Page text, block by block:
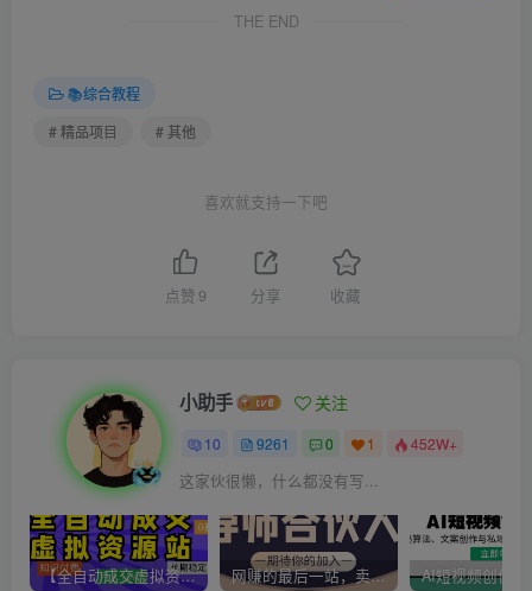
THE END
📚综合教程
# 精品项目
# 其他
喜欢就支持一下吧
点赞 9 分享 收藏
小助手 关注
10 9261 0 1 452W+
这家伙很懒，什么都没有写...
【全自动成交虚拟资源站】站长唯一陪跑项目！月入10W+~长期稳定~ 网赚的最后一站，卖项目！做网赚顶级猎食者~